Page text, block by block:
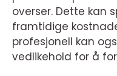
overser. Dette kan
framtidige
profesjonell kan
vedlikehold for å